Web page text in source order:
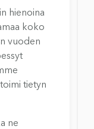
hienoina
koko
vuoden
tietyn
ne